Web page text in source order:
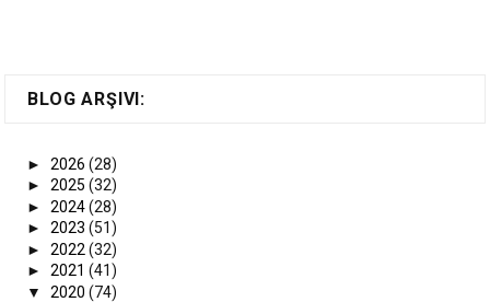
BLOG ARŞIVI:
►2026(28)
►2025(32)
►2024(28)
►2023(51)
►2022(32)
►2021(41)
▼2020(74)